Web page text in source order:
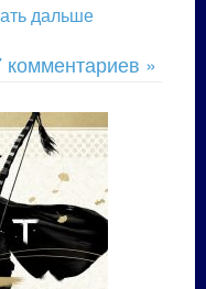
дальше
комментариев »